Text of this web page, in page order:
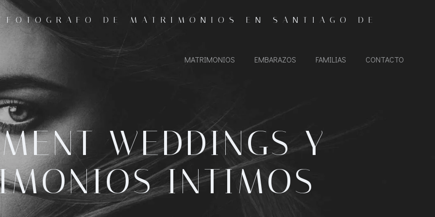
DE MATRIMONIOS EN SANTIAGO DE
MATRIMONIOS EMBARAZOS FAMILIAS CONTACTO
WEDDINGS Y
INTIMOS